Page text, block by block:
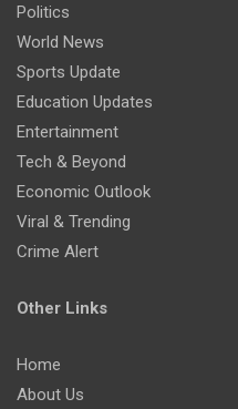
Politics
World News
Sports Update
Education Updates
Entertainment
Tech & Beyond
Economic Outlook
Viral & Trending
Crime Alert
Other Links
Home
About Us